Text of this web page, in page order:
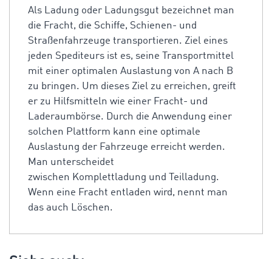
Als Ladung oder Ladungsgut bezeichnet man
die Fracht, die Schiffe, Schienen- und
Straßenfahrzeuge transportieren. Ziel eines
jeden Spediteurs ist es, seine Transportmittel
mit einer optimalen Auslastung von A nach B
zu bringen. Um dieses Ziel zu erreichen, greift
er zu Hilfsmitteln wie einer Fracht- und
Laderaumbörse. Durch die Anwendung einer
solchen Plattform kann eine optimale
Auslastung der Fahrzeuge erreicht werden.
Man unterscheidet
zwischen Komplettladung und Teilladung.
Wenn eine Fracht entladen wird, nennt man
das auch Löschen.